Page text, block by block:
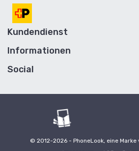
Kundendienst
Hilfe und Kontakt
Retouren
Informationen
Über Uns
Allgemeine Geschäftsbedingungen
Kollaborationen / Influencer
Ökologie
Social
© 2012-2026 - PhoneLook, eine Marke